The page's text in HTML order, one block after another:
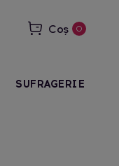
Coș 0
SUFRAGERIE